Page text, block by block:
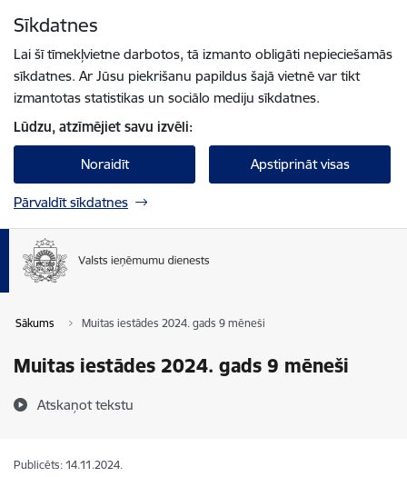
Sīkdatnes
Lai šī tīmekļvietne darbotos, tā izmanto obligāti nepieciešamās
sīkdatnes. Ar Jūsu piekrišanu papildus šajā vietnē var tikt
izmantotas statistikas un sociālo mediju sīkdatnes.
Lūdzu, atzīmējiet savu izvēli:
Noraidīt Apstiprināt visas
Pārvaldīt sīkdatnes
Sākums Muitas iestādes 2024. gads 9 mēneši
Muitas iestādes 2024. gads 9 mēneši
Atskaņot tekstu
Publicēts: 14.11.2024.